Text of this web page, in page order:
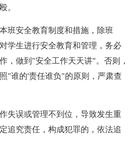
。
班安全教育制度和措施，除班
学生进行安全教育和管理，务必
，做到"安全工作天天讲"。否则，
"谁的'责任谁负"的原则，严肃查
失误或管理不到位，导致发生重
追究责任，构成犯罪的，依法追